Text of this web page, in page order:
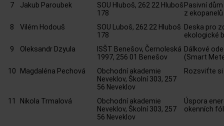
7 Jakub Paroubek
SOU Hluboš, 262 22 Hluboš
178
Pasivní dům
z ekopanelů
8
Vilém Hodouš
SOU Luboš, 262 22 Hluboš
178
Deska pro
ekologické
9
Oleksandr Dzyula
ISŠT Benešov, Černoleská
1997, 256 01 Benešov
Dálkové
(Smart
10
Magdaléna Pechová
Obchodní akademie
Neveklov, Školní 303, 257
56 Neveklov
Rozsviťte
11 Nikola Trmalová
Obchodní akademie
Neveklov, Školní 303, 257
56 Neveklov
Úspora
okenních